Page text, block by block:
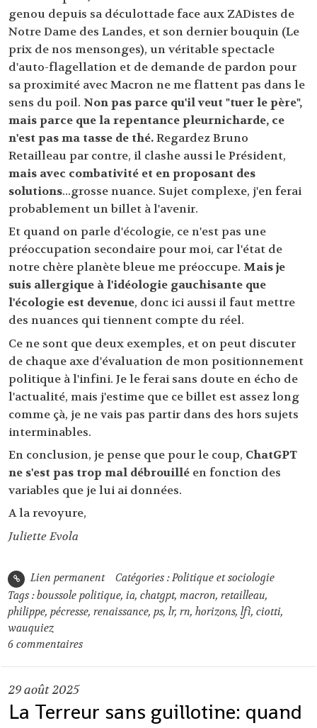
genou depuis sa déculottade face aux ZADistes de
Notre Dame des Landes, et son dernier bouquin (Le
prix de nos mensonges), un véritable spectacle
d'auto-flagellation et de demande de pardon pour
sa proximité avec Macron ne me flattent pas dans le
sens du poil. Non pas parce qu'il veut "tuer le père",
mais parce que la repentance pleurnicharde, ce
n'est pas ma tasse de thé.Regardez Bruno
Retailleau par contre, il clashe aussi le Président,
mais avec combativité et en proposant des
solutions...grosse nuance. Sujet complexe, j'en ferai
probablement un billet à l'avenir.
Et quand on parle d'écologie, ce n'est pas une
préoccupation secondaire pour moi, car l'état de
notre chère planète bleue me préoccupe. Mais je
suis allergique à l'idéologie gauchisante que
l'écologie est devenue, donc ici aussi il faut mettre
des nuances qui tiennent compte du réel.
Ce ne sont que deux exemples, et on peut discuter
de chaque axe d'évaluation de mon positionnement
politique à l'infini. Je le ferai sans doute en écho de
l'actualité, mais j'estime que ce billet est assez long
comme çà, je ne vais pas partir dans des hors sujets
interminables.
En conclusion, je pense que pour le coup, ChatGPT
ne s'est pas trop mal débrouillé en fonction des
variables que je lui ai données.
A la revoyure,
Juliette Evola
Lien permanent Catégories :Politique et sociologie
Tags :boussole politique,ia,chatgpt,macron,retailleau,
philippe,pécresse,renaissance,ps,lr,rn,horizons,lfi,ciotti,
wauquiez
6 commentaires
29août 2025
La Terreur sans guillotine: quand